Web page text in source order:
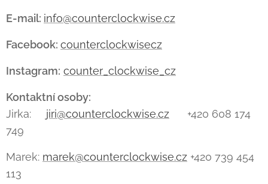
E-mail: info@counterclockwise.cz
Facebook: counterclockwisecz
Instagram: counter_clockwise_cz
Kontaktní osoby:
Jirka: jiri@counterclockwise.cz +420 608 174
749
Marek: marek@counterclockwise.cz +420 739 454
113